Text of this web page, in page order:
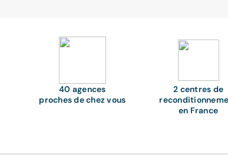
40 agences
proches de chez vous
2 centres de
en France